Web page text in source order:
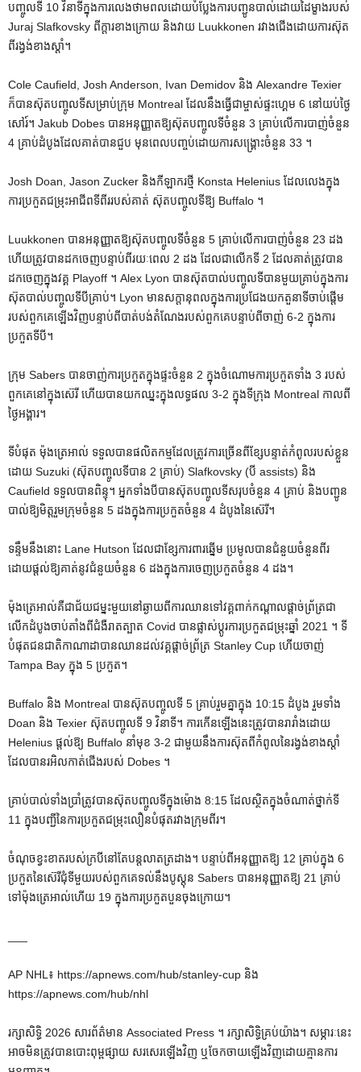
បញ្ចូលទី 10 វិនាទីក្នុងការលេងថាមពលដោយបំប្លែងការបញ្ជូនបាល់ដោយដៃម្ខាងរបស់
Juraj Slafkovsky ពីក្តារខាងក្រោយ និងវាយ Luukkonen រវាងជើងដោយការស៊ុត
ពីរង្វង់ខាងស្តាំ។
Cole Caufield, Josh Anderson, Ivan Demidov និង Alexandre Texier
ក៏បានស៊ុតបញ្ចូលទីសម្រាប់ក្រុម Montreal ដែលនឹងធ្វើជាម្ចាស់ផ្ទះហ្គេម 6 នៅយប់ថ្ងៃ
សៅរ៍។ Jakub Dobes បានអនុញ្ញាតឱ្យស៊ុតបញ្ចូលទីចំនួន 3 គ្រាប់លើការបាញ់ចំនួន
4 គ្រាប់ដំបូងដែលគាត់បានជួប មុនពេលបញ្ចប់ដោយការសង្គ្រោះចំនួន 33 ។
Josh Doan, Jason Zucker និងកីឡាករថ្មី Konsta Helenius ដែលលេងក្នុង
ការប្រកួតជម្រុះអាជីពទីពីររបស់គាត់ ស៊ុតបញ្ចូលទីឱ្យ Buffalo ។
Luukkonen បានអនុញ្ញាតឱ្យស៊ុតបញ្ចូលទីចំនួន 5 គ្រាប់លើការបាញ់ចំនួន 23 ដង
ហើយត្រូវបានដកចេញបន្ទាប់ពីរយៈពេល 2 ដង ដែលជាលើកទី 2 ដែលគាត់ត្រូវបាន
ដកចេញក្នុងវគ្គ Playoff ។ Alex Lyon បាន​ស៊ុត​បាល់​បញ្ចូល​ទី​បាន​មួយ​គ្រាប់​ក្នុង​ការ​
ស៊ុត​បាល់​បញ្ចូល​ទី​បី​គ្រាប់។ Lyon មានសក្តានុពលក្នុងការប្រជែងយកតួនាទីចាប់ផ្តើម
របស់ពួកគេឡើងវិញបន្ទាប់ពីបាត់បង់តំណែងរបស់ពួកគេបន្ទាប់ពីចាញ់ 6-2 ក្នុងការ
ប្រកួតទីបី។
ក្រុម Sabers បានចាញ់ការប្រកួតក្នុងផ្ទះចំនួន 2 ក្នុងចំណោមការប្រកួតទាំង 3 របស់
ពួកគេនៅក្នុងស៊េរី ហើយបានយកឈ្នះក្នុងលទ្ធផល 3-2 ក្នុងទីក្រុង Montreal កាលពី
ថ្ងៃអង្គារ។
ទីបំផុត ម៉ុងត្រេអាល់ ទទួលបានផលិតកម្មដែលត្រូវការច្រើនពីខ្សែបន្ទាត់កំពូលរបស់ខ្លួន
ដោយ Suzuki (ស៊ុតបញ្ចូលទីបាន 2 គ្រាប់) Slafkovsky (បី assists) និង
Caufield ទទួលបានពិន្ទុ។ អ្នកទាំងបីបានស៊ុតបញ្ចូលទីសរុបចំនួន 4 គ្រាប់ និងបញ្ជូន
បាល់ឱ្យមិត្តរួមក្រុមចំនួន 5 ដងក្នុងការប្រកួតចំនួន 4 ដំបូងនៃស៊េរី។
ទន្ទឹមនឹងនោះ Lane Hutson ដែលជាខ្សែការពារឆ្នើម ប្រមូលបានជំនួយចំនួនពីរ
ដោយផ្តល់ឱ្យគាត់នូវជំនួយចំនួន 6 ដងក្នុងការចេញប្រកួតចំនួន 4 ដង។
ម៉ុងត្រេអាល់គឺជាជ័យជម្នះមួយនៅឆ្ងាយពីការឈានទៅវគ្គពាក់កណ្តាលផ្តាច់ព្រ័ត្រជា
លើកដំបូងចាប់តាំងពីជំងឺរាតត្បាត Covid បានផ្លាស់ប្តូរការប្រកួតជម្រុះឆ្នាំ 2021 ។ ទី
បំផុតជនជាតិកាណាដាបានឈានដល់វគ្គផ្តាច់ព្រ័ត្រ Stanley Cup ហើយចាញ់
Tampa Bay ក្នុង 5 ប្រកួត។
Buffalo និង Montreal បានស៊ុតបញ្ចូលទី 5 គ្រាប់រួមគ្នាក្នុង 10:15 ដំបូង រួមទាំង
Doan និង Texier ស៊ុតបញ្ចូលទី 9 វិនាទី។ ការកើនឡើងនេះត្រូវបានរារាំងដោយ
Helenius ផ្តល់ឱ្យ Buffalo នាំមុខ 3-2 ជាមួយនឹងការស៊ុតពីកំពូលនៃរង្វង់ខាងស្តាំ
ដែលបានរអិលកាត់ជើងរបស់ Dobes ។
គ្រាប់​បាល់​ទាំង​ប្រាំ​ត្រូវ​បាន​ស៊ុត​បញ្ចូល​ទី​ក្នុង​ម៉ោង 8:15 ដែល​ស្ថិត​ក្នុង​ចំណាត់​ថ្នាក់​ទី
11 ក្នុង​បញ្ជី​នៃ​ការ​ប្រកួត​ជម្រុះ​លឿន​បំផុត​រវាង​ក្រុម​ពីរ។
ចំណុចខ្វះខាតរបស់ក្របីនៅតែបន្តលាតត្រដាង។ បន្ទាប់ពីអនុញ្ញាតឱ្យ 12 គ្រាប់ក្នុង 6
ប្រកួតនៃស៊េរីជុំទីមួយរបស់ពួកគេទល់នឹងបូស្តុន Sabers បានអនុញ្ញាតឱ្យ 21 គ្រាប់
ទៅម៉ុងត្រេអាល់ហើយ 19 ក្នុងការប្រកួតបួនចុងក្រោយ។
AP NHL៖ https://apnews.com/hub/stanley-cup និង
https://apnews.com/hub/nhl
រក្សាសិទ្ធិ 2026 សារព័ត៌មាន Associated Press ។ រក្សាសិទ្ធិគ្រប់យ៉ាង។ សម្ភារៈនេះ
អាចមិនត្រូវបានបោះពុម្ពផ្សាយ សរសេរឡើងវិញ ឬចែកចាយឡើងវិញដោយគ្មានការ